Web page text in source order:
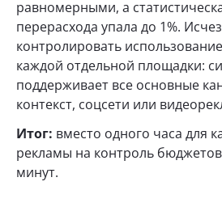
равномерными, а
перерасхода упала до 1%.
контролировать
каждой отдельной площадки:
поддерживает все основные
контекст, соцсети или
Итог: вместо одного часа для
рекламы на контроль бюджетов
минут.